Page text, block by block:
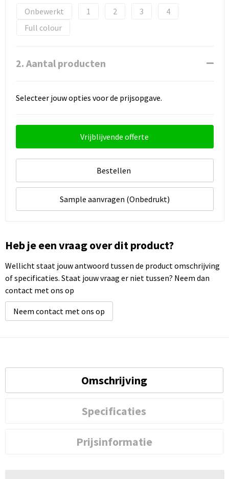
Onbewerkt
1 2 3
4
Full colour
2. Aantal producten
Selecteer jouw opties voor de prijsopgave.
Vrijblijvende offerte
Bestellen
Sample aanvragen (Onbedrukt)
Heb je een vraag over dit product?
Wellicht staat jouw antwoord tussen de product omschrijving
of specificaties. Staat jouw vraag er niet tussen? Neem dan
contact met ons op
Neem contact met ons op
Omschrijving
Specificaties
Prijsinformatie